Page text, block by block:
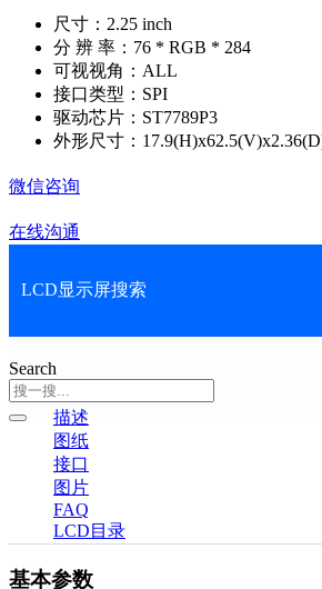
尺寸：2.25 inch
分 辨 率：76 * RGB * 284
可视视角：ALL
接口类型：SPI
驱动芯片：ST7789P3
外形尺寸：
微信咨询
在线沟通
LCD显示屏搜索
Search
描述
图纸
接口
图片
FAQ
LCD目录
基本参数